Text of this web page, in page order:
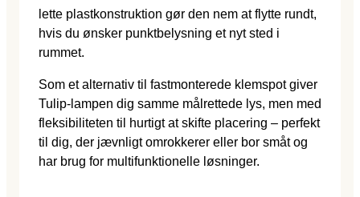
lette plastkonstruktion gør den nem at flytte rundt,
hvis du ønsker punktbelysning et nyt sted i
rummet.
Som et alternativ til fastmonterede klemspot giver
Tulip-lampen dig samme målrettede lys, men med
fleksibiliteten til hurtigt at skifte placering – perfekt
til dig, der jævnligt omrokkerer eller bor småt og
har brug for multifunktionelle løsninger.